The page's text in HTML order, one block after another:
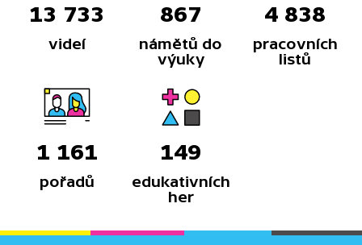
13 733
videí
867
námětů do
výuky
4 838
pracovních
listů
1 161
pořadů
149
edukativních
her